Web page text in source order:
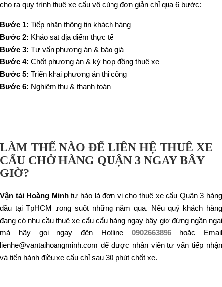
cho ra quy trình thuê xe cẩu vô cùng đơn giản chỉ qua 6 bước:
Bước 1: Tiếp nhận thông tin khách hàng
Bước 2: Khảo sát địa điểm thực tế
Bước 3: Tư vấn phương án & báo giá
Bước 4: Chốt phương án & ký hợp đồng thuê xe
Bước 5: Triển khai phương án thi công
Bước 6: Nghiệm thu & thanh toán
LÀM THỂ NÀO ĐỂ LIÊN HỆ THUÊ XE
CẨU CHỞ HÀNG QUẬN 3 NGAY BÂY
GIỜ?
Vận tải Hoàng Minhtự hào là đơn vị cho thuê xe cẩu Quận 3 hàng
đầu tại TpHCM trong suốt những năm qua. Nếu quý khách hàng
đang có nhu cầu thuê xe cẩu cẩu hàng ngay bây giờ đừng ngần ngại
mà hãy gọi ngay đến Hotline 0902663896
hoặc Email
lienhe@vantaihoangminh.com để được nhân viên tư vấn tiếp nhận
và tiến hành điều xe cẩu chỉ sau 30 phút chốt xe.